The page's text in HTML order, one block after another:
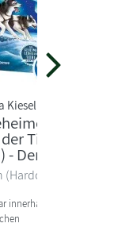
Kiesel
Tiere
Der ...
(Hardcover)
innerhalb von